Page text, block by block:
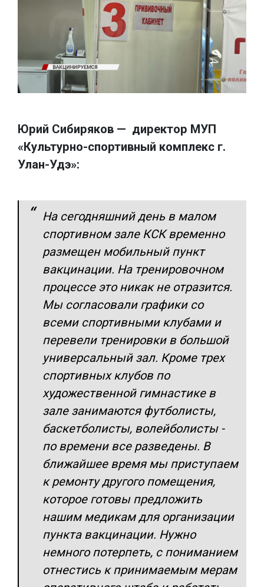
Юрий Сибиряков — директор МУП
«Культурно-спортивный комплекс г.
Улан-Удэ»:
На сегодняшний день в малом
спортивном зале КСК временно
размещен мобильный пункт
вакцинации. На тренировочном
процессе это никак не отразится.
Мы согласовали графики со
всеми спортивными клубами и
перевели тренировки в большой
универсальный зал. Кроме трех
спортивных клубов по
художественной гимнастике в
зале занимаются футболисты,
баскетболисты, волейболисты -
по времени все разведены. В
ближайшее время мы приступаем
к ремонту другого помещения,
которое готовы предложить
нашим медикам для организации
пункта вакцинации. Нужно
немного потерпеть, с пониманием
отнестись к принимаемым мерам